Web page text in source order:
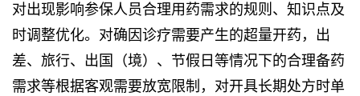
对出现影响参保人员合理用药需求的规则、知识点及
时调整优化。对确因诊疗需要产生的超量开药，出
差、旅行、出国（境）、节假日等情况下的合理备药
需求等根据客观需要放宽限制，对开具长期处方时单